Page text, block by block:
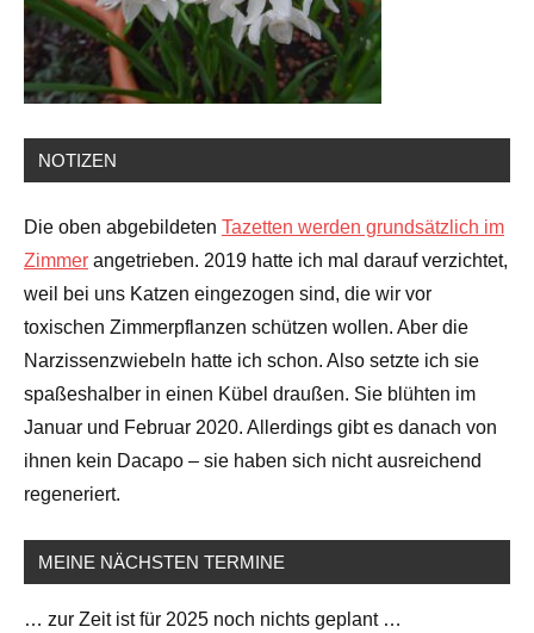
NOTIZEN
Die oben abgebildeten Tazetten werden grundsätzlich im
Zimmer angetrieben. 2019 hatte ich mal darauf verzichtet,
weil bei uns Katzen eingezogen sind, die wir vor
toxischen Zimmerpflanzen schützen wollen. Aber die
Narzissenzwiebeln hatte ich schon. Also setzte ich sie
spaßeshalber in einen Kübel draußen. Sie blühten im
Januar und Februar 2020. Allerdings gibt es danach von
ihnen kein Dacapo – sie haben sich nicht ausreichend
regeneriert.
MEINE NÄCHSTEN TERMINE
… zur Zeit ist für 2025 noch nichts geplant …